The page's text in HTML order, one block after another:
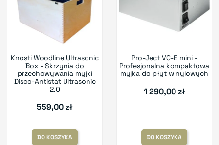
Knosti Woodline Ultrasonic
Box - Skrzynia do
przechowywania myjki
Disco-Antistat Ultrasonic
2.0
559,00 zł
DO KOSZYKA
Pro-Ject VC-E mini -
Profesjonalna kompaktowa
myjka do płyt winylowych
1 290,00 zł
DO KOSZYKA